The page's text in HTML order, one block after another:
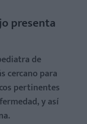
presenta
de
cercano para
pertinentes
y así